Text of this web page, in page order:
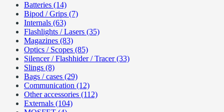
Batteries (14)
Bipod / Grips (7)
Internals (63)
Flashlights / Lasers (35)
Magazines (83)
Optics / Scopes (85)
Silencer / Flashhider / Tracer (33)
Slings (8)
Bags / cases (29)
Communication (12)
Other accessories (112)
Externals (104)